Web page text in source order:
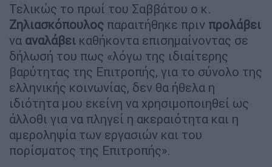
Τελικώς το πρωί του Σαββάτου ο κ.
Ζηλιασκόπουλος παραιτήθηκε πριν προλάβει
να αναλάβει καθήκοντα επισημαίνοντας σε
δήλωσή του πως «λόγω της ιδιαίτερης
βαρύτητας της Επιτροπής, για το σύνολο της
ελληνικής κοινωνίας, δεν θα ήθελα η
ιδιότητα μου εκείνη να χρησιμοποιηθεί ως
άλλοθι για να πληγεί η ακεραιότητα και η
αμεροληψία των εργασιών και του
πορίσματος της Επιτροπής».